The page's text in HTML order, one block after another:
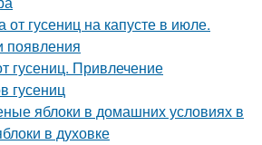
гусениц на капусте в июле.
появления
гусениц. Привлечение
гусениц
яблоки в домашних условиях в
в духовке